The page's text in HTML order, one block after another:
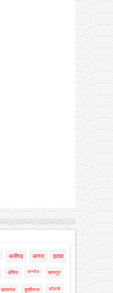
अलीगढ़ आगरा इटावा
औरैया कन्नौज कानपुर
कासगंज कुशीनगर कौशांबी